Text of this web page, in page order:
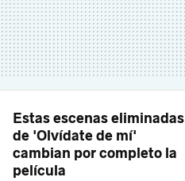
Estas escenas eliminadas
de 'Olvídate de mí'
cambian por completo la
película